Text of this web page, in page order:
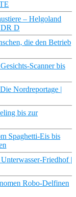
– Helgoland
D
die den Betrieb
Scanner bis
Nordreportage |
bis zur
Spaghetti-Eis bis
Friedhof |
Robo-Delfinen